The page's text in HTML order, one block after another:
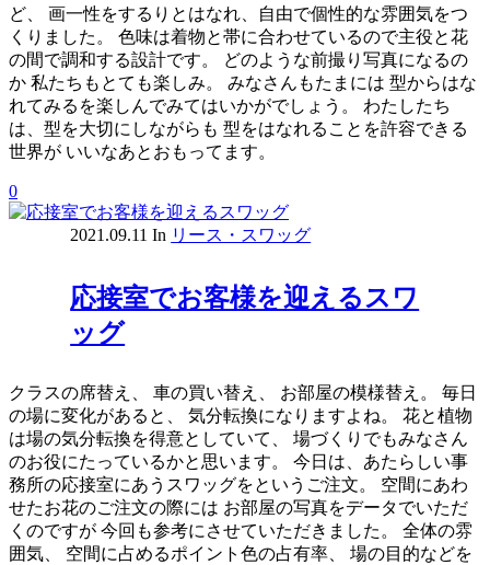
ど、 画一性をするりとはなれ、自由で個性的な雰囲気をつ
くりました。 色味は着物と帯に合わせているので主役と花
の間で調和する設計です。 どのような前撮り写真になるの
か 私たちもとても楽しみ。 みなさんもたまには 型からはな
れてみるを楽しんでみてはいかがでしょう。 わたしたち
は、型を大切にしながらも 型をはなれることを許容できる
世界が いいなあとおもってます。
0
2021.09.11 In リース・スワッグ
応接室でお客様を迎えるスワ
ッグ
クラスの席替え、 車の買い替え、 お部屋の模様替え。 毎日
の場に変化があると、 気分転換になりますよね。 花と植物
は場の気分転換を得意としていて、 場づくりでもみなさん
のお役にたっているかと思います。 今日は、あたらしい事
務所の応接室にあうスワッグをというご注文。 空間にあわ
せたお花のご注文の際には お部屋の写真をデータでいただ
くのですが 今回も参考にさせていただきました。 全体の雰
囲気、 空間に占めるポイント色の占有率、 場の目的などを